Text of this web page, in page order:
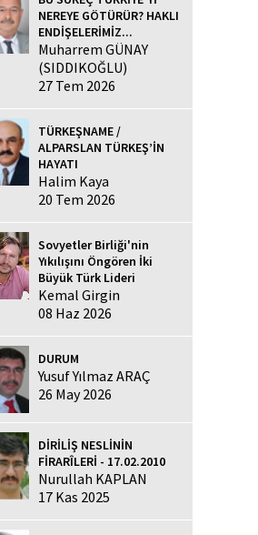
NEREYE GÖTÜRÜR? HAKLI
ENDİŞELERİMİZ...
Muharrem GÜNAY
(SIDDIKOĞLU)
27 Tem 2026
TÜRKEŞNAME /
ALPARSLAN TÜRKEŞ’İN
HAYATI
Halim Kaya
20 Tem 2026
Sovyetler Birliği'nin
Yıkılışını Öngören İki
Büyük Türk Lideri
Kemal Girgin
08 Haz 2026
DURUM
Yusuf Yılmaz ARAÇ
26 May 2026
DİRİLİŞ NESLİNİN
FİRARÎLERİ - 17.02.2010
Nurullah KAPLAN
17 Kas 2025